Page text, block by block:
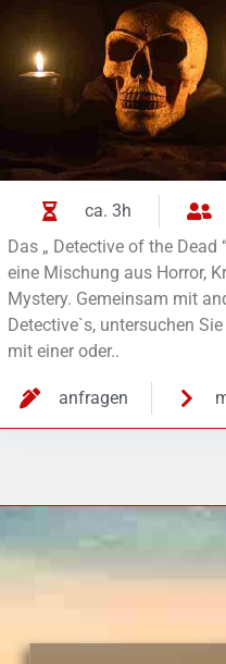
ca. 3h
Das „ Detective of the Dead
eine Mischung aus Horror,
Mystery. Gemeinsam mit
Detective`s, untersuchen
mit einer oder..
anfragen